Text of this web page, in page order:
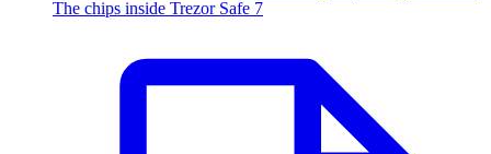
The chips inside Trezor Safe 7